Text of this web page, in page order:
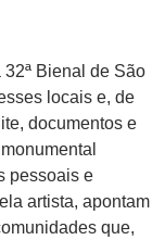
Bienal de São
locais e, de
documentos e
pessoais e
artista, apontam
que,